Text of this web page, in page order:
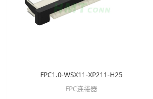
FPC1.0-WSX11-XP211-H25
FPC连接器